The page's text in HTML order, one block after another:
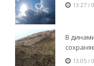
13:27 /
В
13:05 /